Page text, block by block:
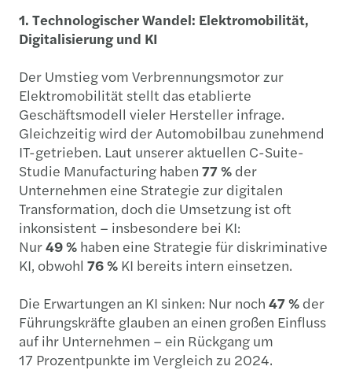
1. Technologischer Wandel: Elektromobilität,
Digitalisierung und KI
Der Umstieg vom Verbrennungsmotor zur
Elektromobilität stellt das etablierte
Geschäftsmodell vieler Hersteller infrage.
Gleichzeitig wird der Automobilbau zunehmend
IT-getrieben. Laut unserer aktuellen C-Suite-
Studie Manufacturing haben 77 % der
Unternehmen eine Strategie zur digitalen
Transformation, doch die Umsetzung ist oft
inkonsistent – insbesondere bei KI:
Nur49 % haben eine Strategie für diskriminative
KI, obwohl 76 % KI bereits intern einsetzen.
Die Erwartungen an KI sinken: Nur noch 47 % der
Führungskräfte glauben an einen großen Einfluss
auf ihr Unternehmen – ein Rückgang um
17 Prozentpunkte im Vergleich zu 2024.